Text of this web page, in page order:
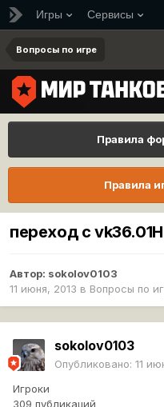
Игры Сервисы
Вопросы по игре
Правила
Правила
переход с
Автор: sokolov0103
11 июня, 2013 в Вопросы по
sokolov0103
Опубликовано: 11
Игроки
309 публикаций